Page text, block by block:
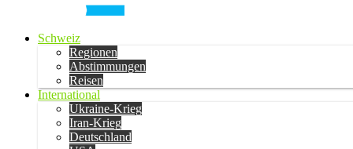
Schweiz
Regionen
Abstimmungen
Reisen
International
Ukraine-Krieg
Iran-Krieg
Deutschland